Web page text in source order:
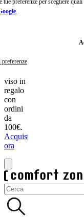
preferenze per scegliere
.
preferenze
Passa
al
viso in
regalo
con
ordini
da
100€.
Acquista
ora